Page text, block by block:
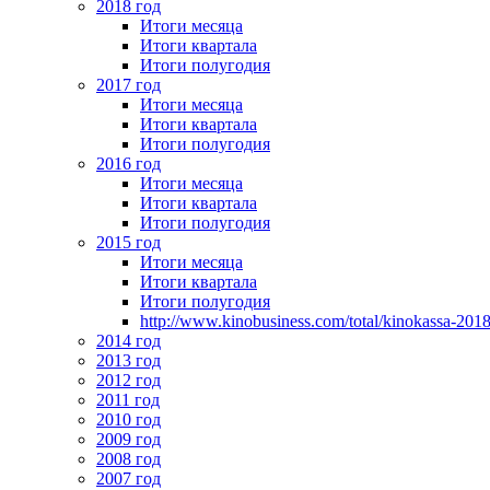
2018 год
Итоги месяца
Итоги квартала
Итоги полугодия
2017 год
Итоги месяца
Итоги квартала
Итоги полугодия
2016 год
Итоги месяца
Итоги квартала
Итоги полугодия
2015 год
Итоги месяца
Итоги квартала
Итоги полугодия
http://www.kinobusiness.com/total/kinokassa-
2014 год
2013 год
2012 год
2011 год
2010 год
2009 год
2008 год
2007 год